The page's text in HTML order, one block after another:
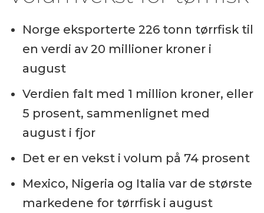
Norge eksporterte 226 tonn tørrfisk til
en verdi av 20 millioner kroner i
august
Verdien falt med 1 million kroner, eller
5 prosent, sammenlignet med
august i fjor
Det er en vekst i volum på 74 prosent
Mexico, Nigeria og Italia var de største
markedene for tørrfisk i august